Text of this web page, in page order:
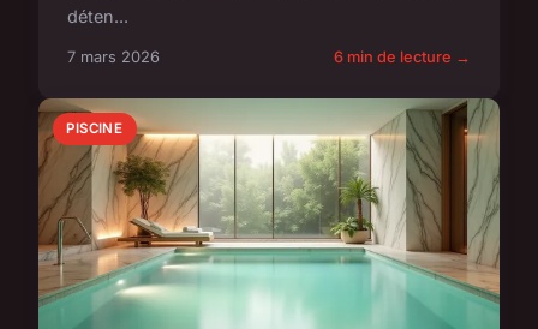
déten...
7 mars 2026 6 min de lecture →
PISCINE